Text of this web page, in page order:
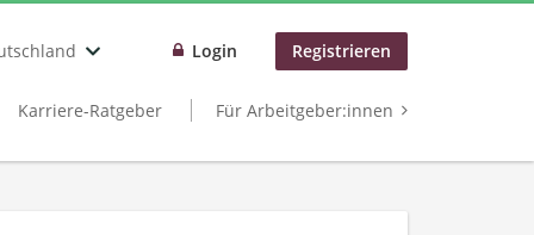
Login Registrieren
Karriere-Ratgeber Für Arbeitgeber:innen